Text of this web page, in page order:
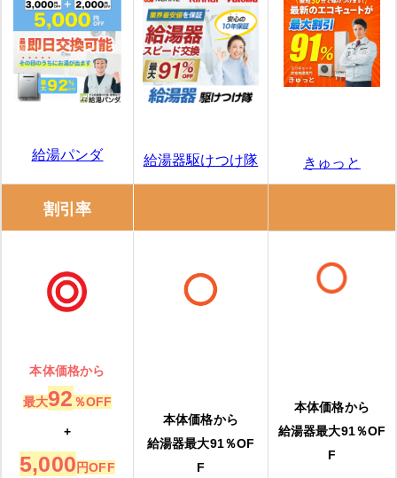
給湯パンダ 給湯器駆けつけ隊 きゅっと
割引率
本体価格から
最大92 ％OFF
+
5,000円OFF
本体価格から
給湯器最大91％OF
F
本体価格から
給湯器最大91％OF
F